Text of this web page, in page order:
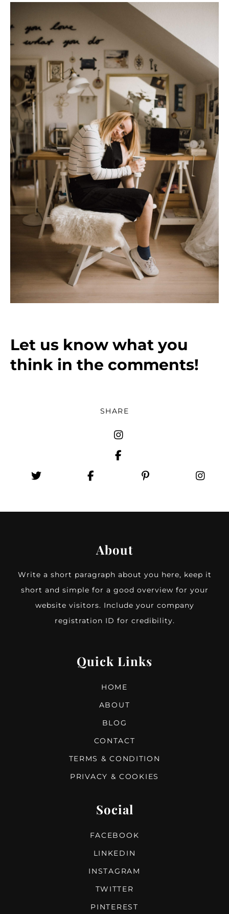
Let us know what you
think in the comments!
SHARE
About
Write a short paragraph about you here, keep it
short and simple for a good overview for your
website visitors. Include your company
registration ID for credibility.
Quick Links
HOME
ABOUT
BLOG
CONTACT
TERMS & CONDITION
PRIVACY & COOKIES
Social
FACEBOOK
LINKEDIN
INSTAGRAM
TWITTER
PINTEREST